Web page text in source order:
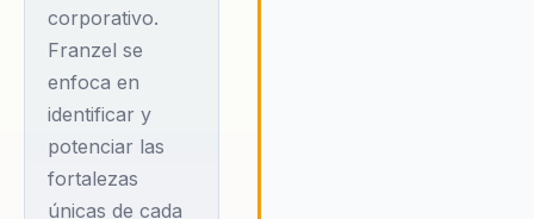
la productividad y el
cambio cultural
sostenible. Su
metodología es
aplicable a cualquier
función y sector,
corporativo.
Franzel se
enfoca en
identificar y
potenciar las
fortalezas
únicas de cada